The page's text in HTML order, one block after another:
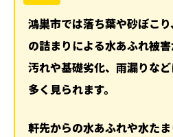
ランキング
ハッシュタグ
新着工事
鴻巣市では落ち葉や砂ぼこ
の詰まりによる水あふれ被
汚れや基礎劣化、雨漏りな
多く見られます。
軒先からの水あふれや水た